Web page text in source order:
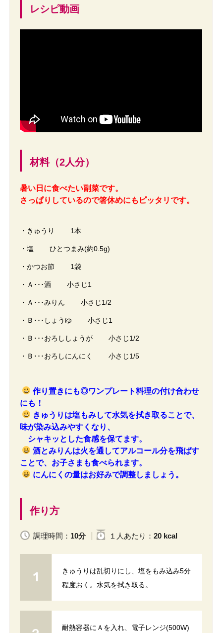
レシピ動画
材料（2人分）
暑い日に食べたい副菜です。
さっぱりしているので箸休めにもピッタリです。
・きゅうり 1本
・塩 ひとつまみ(約0.5g)
・かつお節 1袋
・Ａ･･･酒 小さじ1
・Ａ･･･みりん 小さじ1/2
・Ｂ･･･しょうゆ 小さじ1
・Ｂ･･･おろししょうが 小さじ1/2
・Ｂ･･･おろしにんにく 小さじ1/5
作り置きにも◎ワンプレート料理の付け合わせ
にも！
きゅうりは塩もみして水気を拭き取ることで、
味が染み込みやすくなり、
シャキッとした食感を保てます。
酒とみりんは火を通してアルコール分を飛ばす
ことで、お子さまも食べられます。
にんにくの量はお好みで調整しましょう。
作り方
調理時間： 10分 １人 あたり ： 20 kcal
きゅうりは乱切りにし、塩をもみ込み5分
程度おく。水気を拭き取る。
耐熱容器にＡを入れ、電子レンジ(500W)